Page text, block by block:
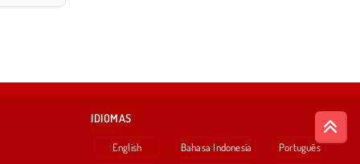
IDIOMAS
English Bahasa Indonesia Português